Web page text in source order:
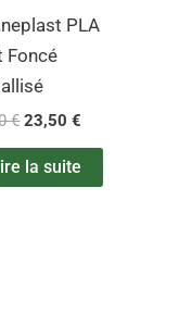
PLA
Foncé
€ 23,50€
la suite